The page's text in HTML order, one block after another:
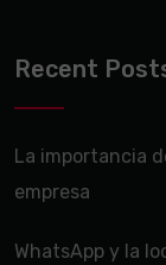
Recent
La importancia
empresa
WhatsApp y la